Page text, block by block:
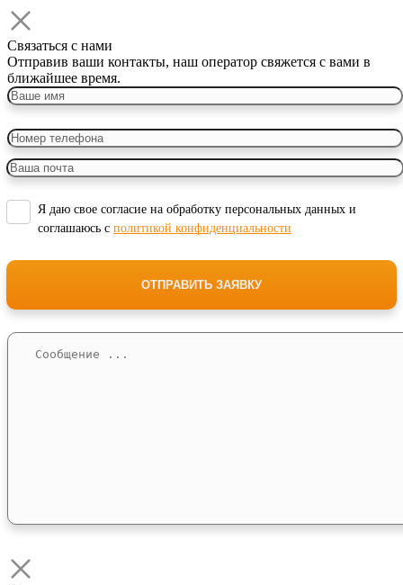
Связаться с нами
Отправив ваши контакты, наш оператор свяжется с вами в
ближайшее время.
Я даю свое согласие на обработку персональных данных и
соглашаюсь с политикой конфиденциальности